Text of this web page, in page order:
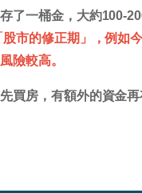
了一桶金，大約100-
市的修正期」，例如
險較高。
買房，有額外的資金再